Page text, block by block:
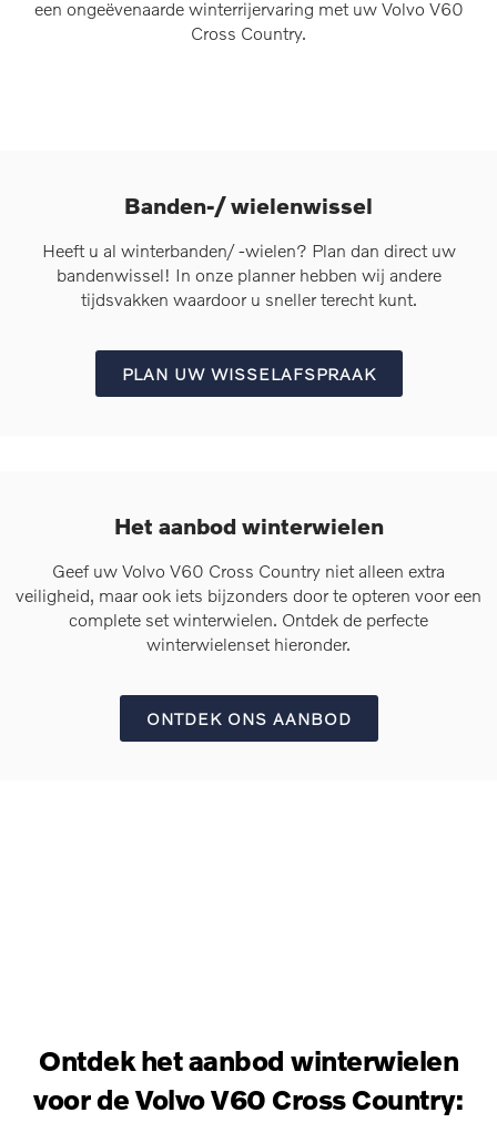
een ongeëvenaarde winterrijervaring met uw Volvo V60
Cross Country.
Banden-/ wielenwissel
Heeft u al winterbanden/ -wielen? Plan dan direct uw
bandenwissel! In onze planner hebben wij andere
tijdsvakken waardoor u sneller terecht kunt.
PLAN UW WISSELAFSPRAAK
Het aanbod winterwielen
Geef uw Volvo V60 Cross Country niet alleen extra
veiligheid, maar ook iets bijzonders door te opteren voor een
complete set winterwielen. Ontdek de perfecte
winterwielenset hieronder.
ONTDEK ONS AANBOD
Ontdek het aanbod winterwielen
voor de Volvo V60 Cross Country: